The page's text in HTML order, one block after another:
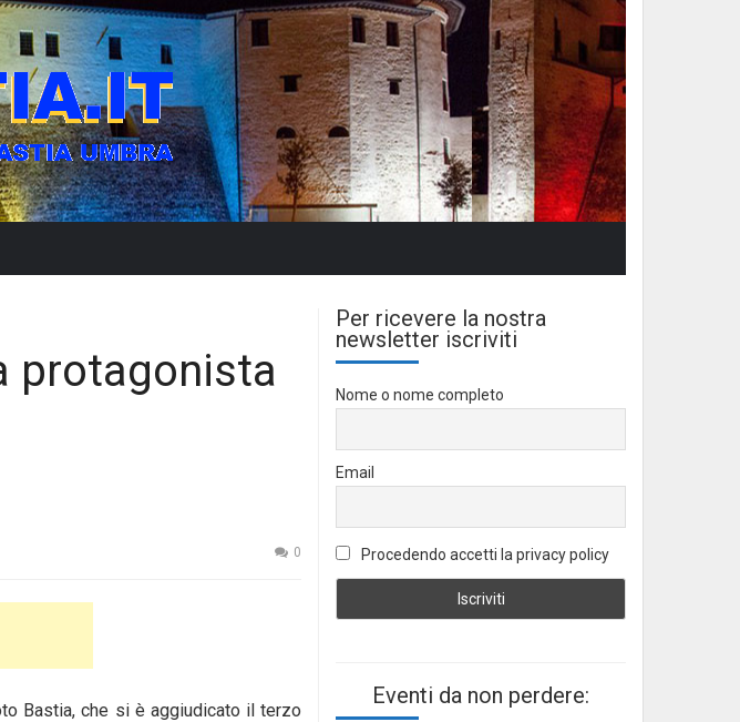
protagonista
0
Bastia, che si è aggiudicato il terzo
Per ricevere la nostra
newsletter iscriviti
Nome o nome completo
Email
Procedendo accetti la privacy policy
Eventi da non perdere: